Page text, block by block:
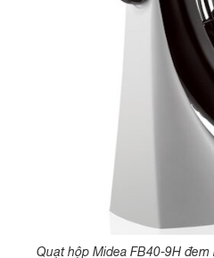
Quạt hộp Midea FB40-9H